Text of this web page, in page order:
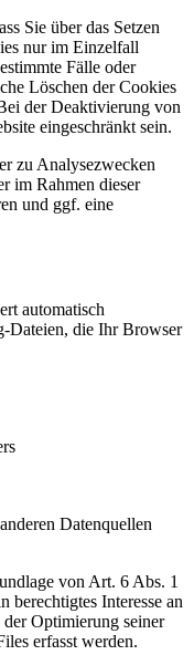
Sie über das Setzen
nur im Einzelfall
Fälle oder
Löschen der Cookies
der Deaktivierung von
eingeschränkt sein.
zu Analysezwecken
im Rahmen dieser
und ggf. eine
automatisch
Dateien, die Ihr Browser
Datenquellen
von Art. 6 Abs. 1
Interesse an
Optimierung seiner
erfasst werden.